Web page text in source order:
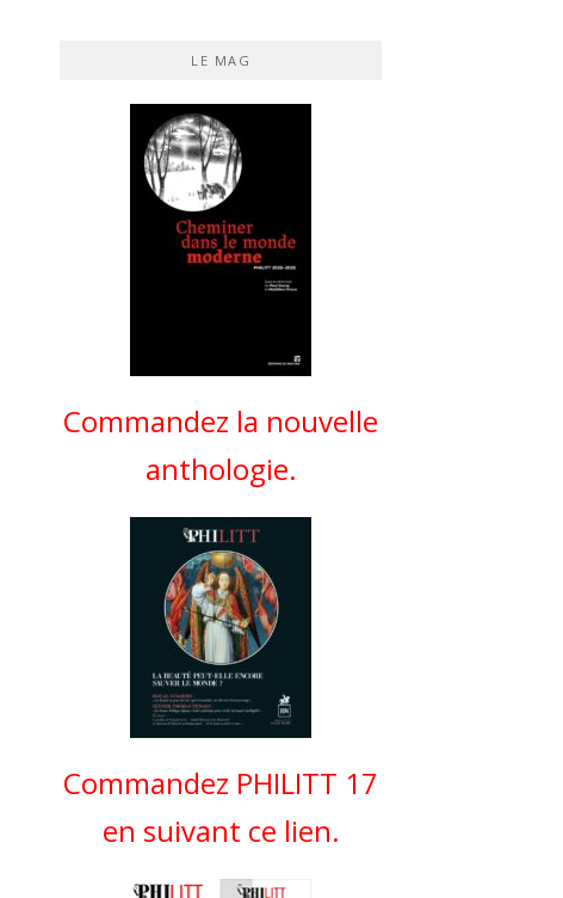
LE MAG
Commandez la nouvelle
anthologie.
Commandez PHILITT 17
en suivant ce lien.